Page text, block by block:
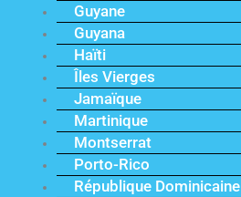
Guyane
Guyana
Haïti
Îles Vierges
Jamaïque
Martinique
Montserrat
Porto-Rico
République Dominicaine